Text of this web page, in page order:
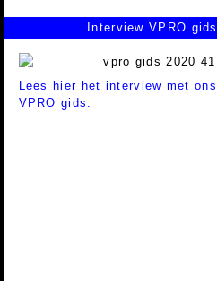
Interview VPRO gids
Lees hier het interview met
VPRO gids.